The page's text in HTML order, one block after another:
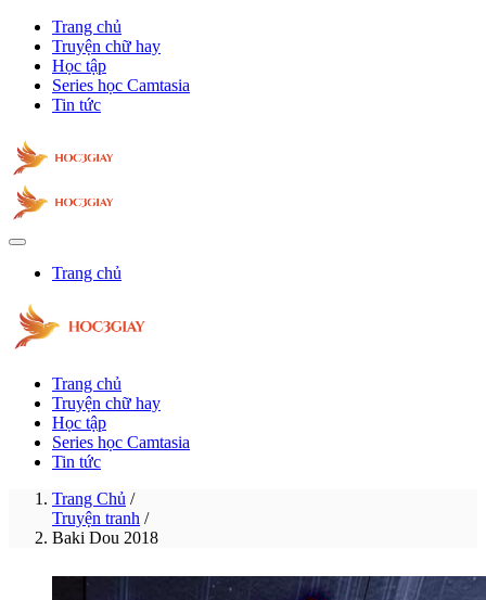
Trang chủ
Truyện chữ hay
Học tập
Series học Camtasia
Tin tức
Trang chủ
Trang chủ
Truyện chữ hay
Học tập
Series học Camtasia
Tin tức
Trang Chủ /
Truyện tranh /
Baki Dou 2018